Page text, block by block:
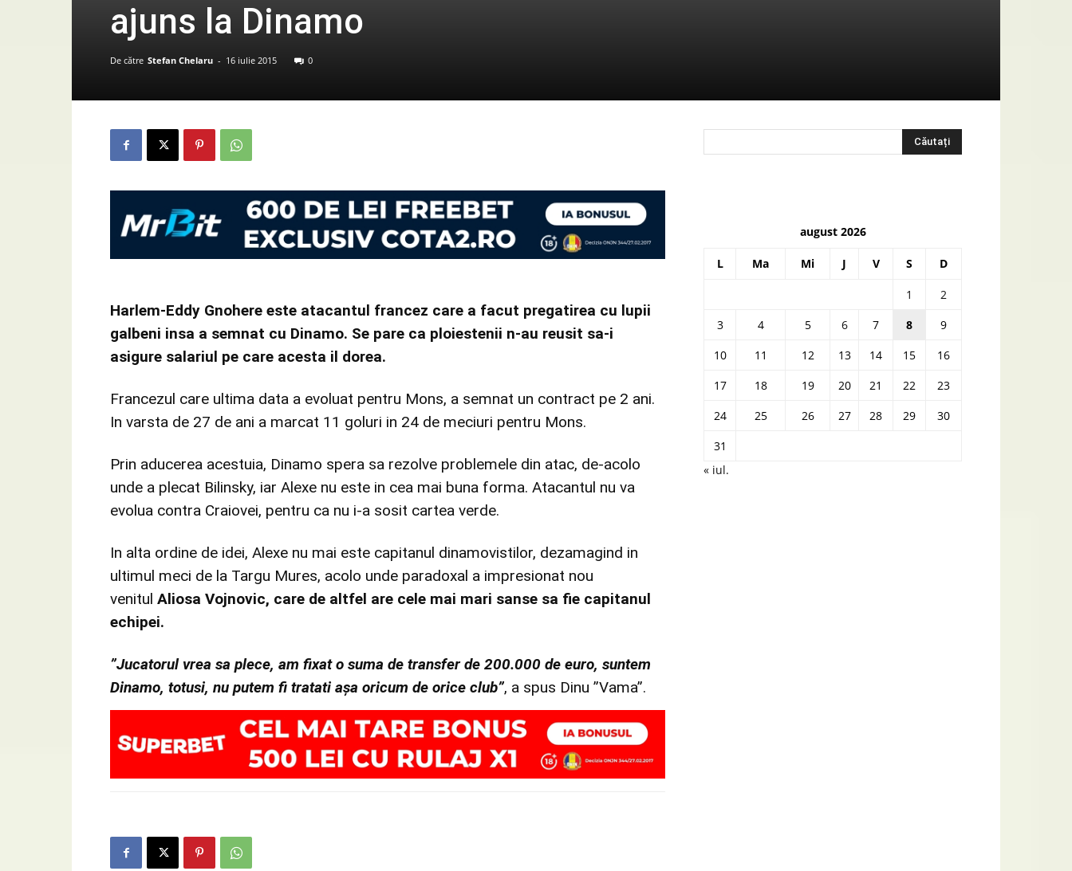
ajuns la Dinamo
De către Stefan Chelaru - 16 iulie 2015 0
Harlem-Eddy Gnohere este atacantul francez care a facut pregatirea cu lupii
galbeni insa a semnat cu Dinamo. Se pare ca ploiestenii n-au reusit sa-i
asigure salariul pe care acesta il dorea.
Francezul care ultima data a evoluat pentru Mons, a semnat un contract pe 2 ani.
In varsta de 27 de ani a marcat 11 goluri in 24 de meciuri pentru Mons.
Prin aducerea acestuia, Dinamo spera sa rezolve problemele din atac, de-acolo
unde a plecat Bilinsky, iar Alexe nu este in cea mai buna forma. Atacantul nu va
evolua contra Craiovei, pentru ca nu i-a sosit cartea verde.
In alta ordine de idei, Alexe nu mai este capitanul dinamovistilor, dezamagind in
ultimul meci de la Targu Mures, acolo unde paradoxal a impresionat nou
venitul Aliosa Vojnovic, care de altfel are cele mai mari sanse sa fie capitanul
echipei.
”Jucatorul vrea sa plece, am fixat o suma de transfer de 200.000 de euro, suntem
Dinamo, totusi, nu putem fi tratati așa oricum de orice club”, a spus Dinu ”Vama”.
august 2026
L Ma Mi J V S D
1
2
3
4 5 6 7 8
9
10
11 12 13 14 15
16
17
18 19 20 21 22
23
24
25 26 27 28 29
30
31
« iul.